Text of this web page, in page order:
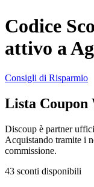
YOOX
ITA
Vacanze e
Hotel
Cosmetici
Codice
attivo a
Consigli di Risparmio
Lista Coupon
Discoup è partner
Acquistando tramite i
commissione.
43 sconti disponibili